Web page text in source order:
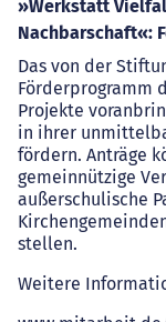
»Werkstatt
Nachbarschaft«:
Das von der
Förderprogramm
Projekte
in ihrer
fördern. Anträge
gemeinnützige
außerschulische
stellen.
Weitere